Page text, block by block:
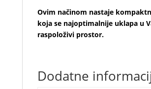
Ovim načinom nastaje
koja se najoptimalnije uklapa u
raspoloživi prostor.
Dodatne